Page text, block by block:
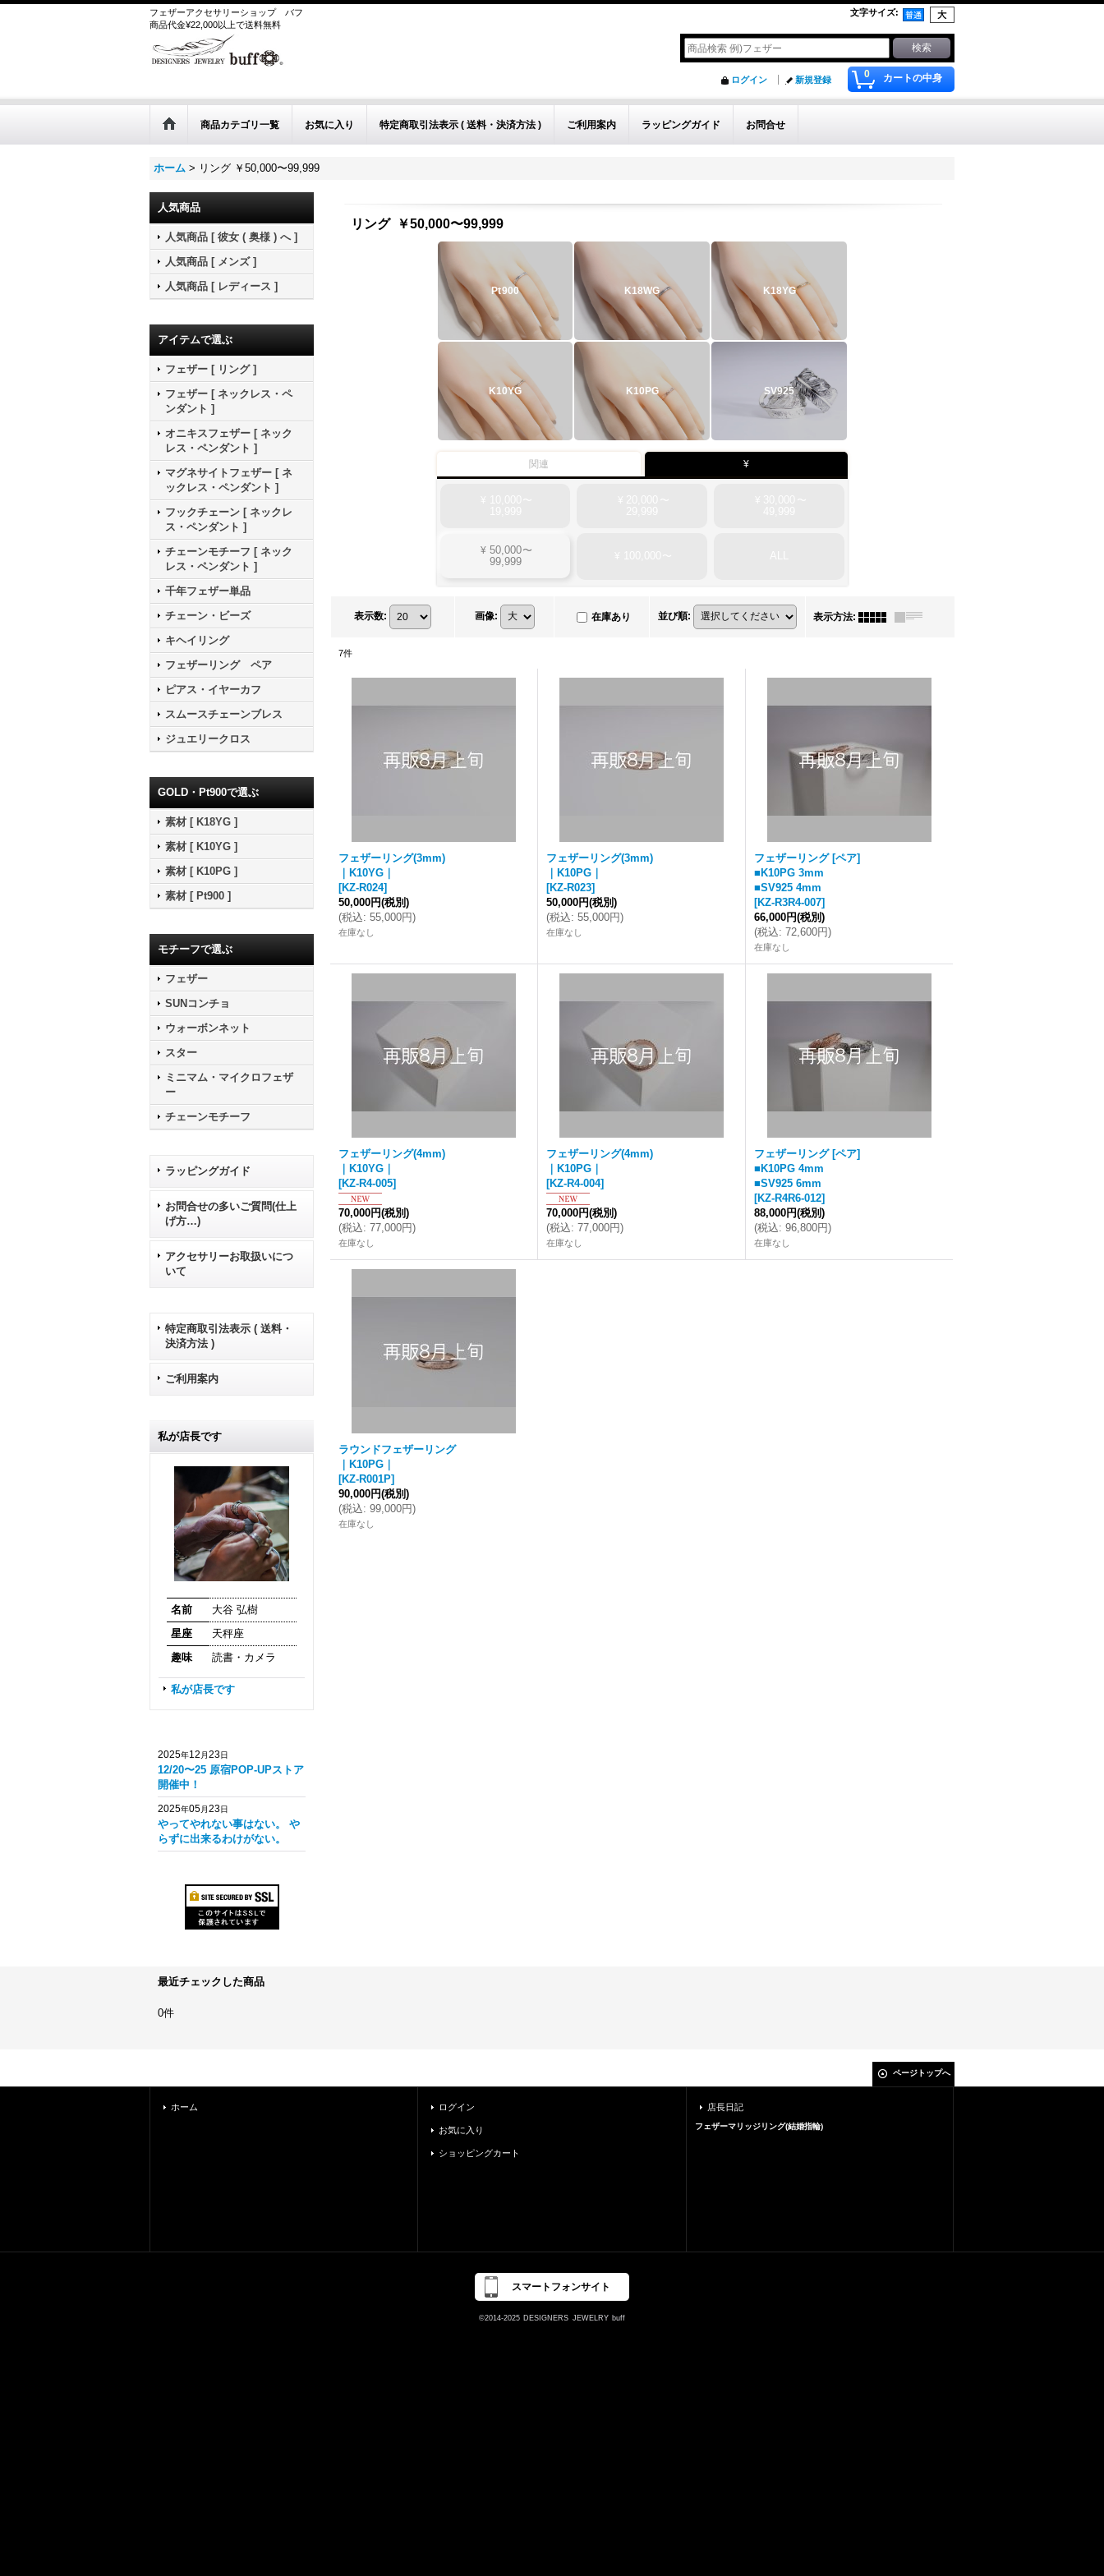
フェザーアクセサリーショップ
バフ
商品代金¥22,000以上で送料無料
文字サイズ:
0 カートの中身
ログイン 新規登録
商品カテゴリ一覧 お気に入り 特定商取引法表示 ( 送料・決済方法 ) ご利用案内 ラッピングガイド お問合せ
ホーム > リング ￥50,000〜99,999
人気商品
人気商品 [ 彼女 ( 奥様 ) へ ]
人気商品 [ メンズ ]
人気商品 [ レディース ]
アイテムで選ぶ
フェザー [ リング ]
フェザー [ ネックレス・ペ
ンダント ]
オニキスフェザー [ ネック
レス・ペンダント ]
マグネサイトフェザー [ ネ
ックレス・ペンダント ]
フックチェーン [ ネックレ
ス・ペンダント ]
チェーンモチーフ [ ネック
レス・ペンダント ]
千年フェザー単品
チェーン・ビーズ
キヘイリング
フェザーリング ペア
ピアス・イヤーカフ
スムースチェーンブレス
ジュエリークロス
GOLD・Pt900で選ぶ
素材 [ K18YG ]
素材 [ K10YG ]
素材 [ K10PG ]
素材 [ Pt900 ]
モチーフで選ぶ
フェザー
SUNコンチョ
ウォーボンネット
スター
ミニマム・マイクロフェザ
ー
チェーンモチーフ
ラッピングガイド
お問合せの多いご質問(仕上
げ方…)
アクセサリーお取扱いにつ
いて
特定商取引法表示 ( 送料・
決済方法 )
ご利用案内
私が店長です
名前
大谷 弘樹
星座
天秤座
趣味
読書・カメラ
私が店長です
2025年12 月23日
12/20〜25 原宿POP-UPストア
開催中！
2025年05月23日
やってやれない事はない。 や
らずに出来るわけがない。
リング ￥50,000〜99,999
Pt900 K18WG K18YG
K10YG K10PG SV925
関連 ¥
¥ 50,000〜
99,999
表示数: 画像: 在庫あり 並び順: 表示方法:
7件
フェザーリング(3mm)
｜K10YG｜
[KZ-R024]
50,000円(税別)
(税込: 55,000円)
在庫なし
フェザーリング(3mm)
｜K10PG｜
[KZ-R023]
50,000円(税別)
(税込: 55,000円)
在庫なし
フェザーリング [ペア]
■K10PG 3mm
■SV925 4mm
[KZ-R3R4-007]
66,000円(税別)
(税込: 72,600円)
在庫なし
フェザーリング(4mm)
｜K10YG｜
[KZ-R4-005]
70,000円(税別)
(税込: 77,000円)
在庫なし
フェザーリング(4mm)
｜K10PG｜
[KZ-R4-004]
70,000円(税別)
(税込: 77,000円)
在庫なし
フェザーリング [ペア]
■K10PG 4mm
■SV925 6mm
[KZ-R4R6-012]
88,000円(税別)
(税込: 96,800円)
在庫なし
ラウンドフェザーリング
｜K10PG｜
[KZ-R001P]
90,000円(税別)
(税込: 99,000円)
在庫なし
最近チェックした商品
0件
ページトップへ
ホーム ログイン
お気に入り
ショッピングカート
店長日記
フェザーマリッジリング(結婚指輪)
スマートフォンサイト
©2014-2025 DESIGNERS JEWELRY buff